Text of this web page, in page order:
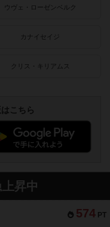
ウヴェ・ローゼンベルク
カナイセイジ
クリス・キリアムス
こちら
昇中
574 PT